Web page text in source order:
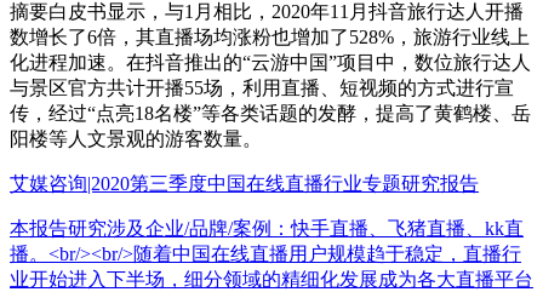
摘要白皮书显示，与1月相比，2020年11月抖音旅行达人开播
数增长了6倍，其直播场均涨粉也增加了528%，旅游行业线上
化进程加速。在抖音推出的“云游中国”项目中，数位旅行达人
与景区官方共计开播55场，利用直播、短视频的方式进行宣
传，经过“点亮18名楼”等各类话题的发酵，提高了黄鹤楼、岳
阳楼等人文景观的游客数量。
艾媒咨询|2020第三季度中国在线直播行业专题研究报告
本报告研究涉及企业/品牌/案例：快手直播、飞猪直播、kk直
播。<br/><br/>随着中国在线直播用户规模趋于稳定，直播行
业开始进入下半场，细分领域的精细化发展成为各大直播平台